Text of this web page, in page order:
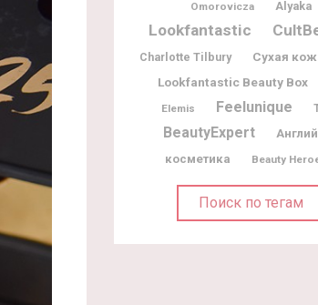
Omorovicza Alyaka
Lookfantastic
Charlotte Tilbury Сухая
Lookfantastic Beauty Box
Elemis Feelunique
BeautyExpert
косметика
Beauty
Поиск по тегам